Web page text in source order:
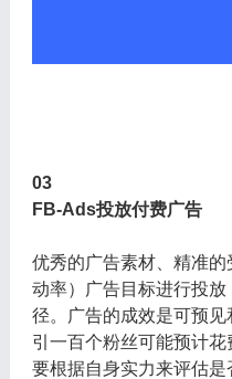
03
FB-Ads投放付费广告
优秀的广告素材、精准
动率）广告目标进行投
径。广告的成效是可预
引一百个粉丝可能预计
要根据自身实力来评估